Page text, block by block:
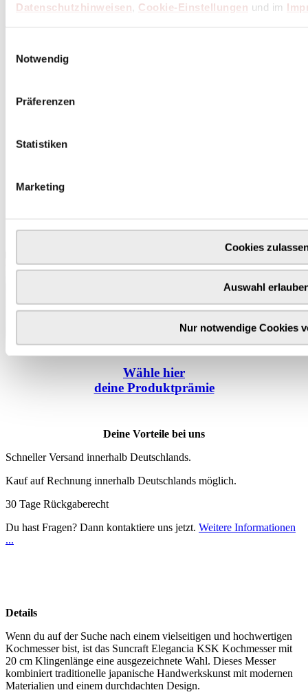
Datenschutzhinweisen, Cookie-Einstellungen und im
Notwendig
Präferenzen
Statistiken
Marketing
Cookies
Auswahl
Nur notwendige Cookies
Wähle hier
deine Produktprämie
Deine Vorteile bei uns
Schneller Versand innerhalb Deutschlands.
Kauf auf Rechnung innerhalb Deutschlands möglich.
30 Tage Rückgaberecht
Du hast Fragen? Dann kontaktiere uns jetzt. Weitere Informationen
...
Details
Wenn du auf der Suche nach einem vielseitigen und hochwertigen
Kochmesser bist, ist das Suncraft Elegancia KSK Kochmesser mit
20 cm Klingenlänge eine ausgezeichnete Wahl. Dieses Messer
kombiniert traditionelle japanische Handwerkskunst mit modernen
Materialien und einem durchdachten Design.